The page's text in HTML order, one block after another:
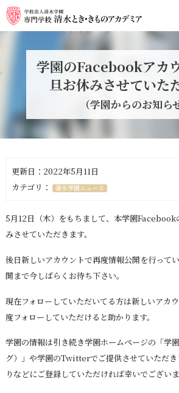
学園のFacebookアカ
旦お休みさせていた
（学園からのお知ら
更新日：2022年5月11日
カテゴリ：
清水学園ニュース
5月12日（木）をもちまして、本学園Facebook
みさせていただきます。
後日新しいアカウントで再度情報公開を行って
開まで今しばらくお待ち下さい。
現在フォローしていただいてる方は新しいアカ
度フォローしていただけると助かります。
学園の情報は引き続き学園ホームページの「学
グ）」や学園のTwitterでご提供させていただき
りなどにご登録していただければ幸いでございま